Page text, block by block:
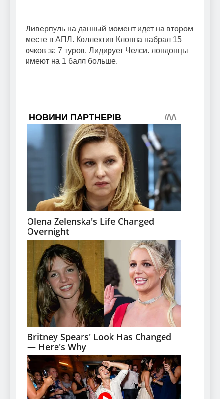
Ливерпуль на данный момент идет на втором
месте в АПЛ. Коллектив Клоппа набрал 15
очков за 7 туров. Лидирует Челси. лондонцы
имеют на 1 балл больше.